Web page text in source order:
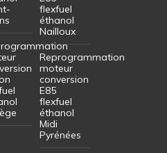
flexfuel
éthanol
Nailloux
Reprogrammation
moteur
conversion
E85
flexfuel
éthanol
Midi
Pyrénées